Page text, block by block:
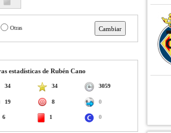
Otras
estadísticas de Rubén Cano
34 34 3059
19 8 0
6 1 0